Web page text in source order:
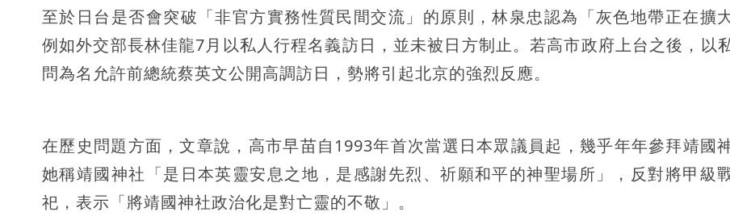
至於日台是否會突破「非官方實務性質民間交流」的原則，林泉忠認為「灰色地帶正在擴大
例如外交部長林佳龍7月以私人行程名義訪日，並未被日方制止。若高市政府上台之後，以
問為名允許前總統蔡英文公開高調訪日，勢將引起北京的強烈反應。
在歷史問題方面，文章說，高市早苗自1993年首次當選日本眾議員起，幾乎年年參拜靖國神
她稱靖國神社「是日本英靈安息之地，是感謝先烈、祈願和平的神聖場所」，反對將甲級
祀，表示「將靖國神社政治化是對亡靈的不敬」。